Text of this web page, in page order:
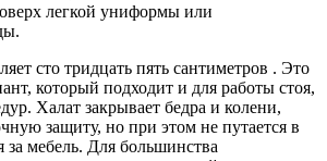
легкой униформы или
сто тридцать пять сантиметров . Это
который подходит и для работы стоя,
Халат закрывает бедра и колени,
защиту, но при этом не путается в
за мебель. Для большинства